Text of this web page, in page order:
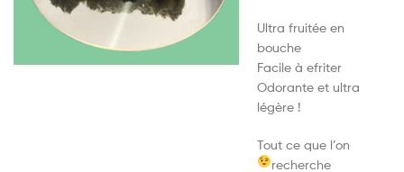
Ultra fruitée en
bouche
Facile à efriter
Odorante et ultra
légère !
Tout ce que l’on
recherche